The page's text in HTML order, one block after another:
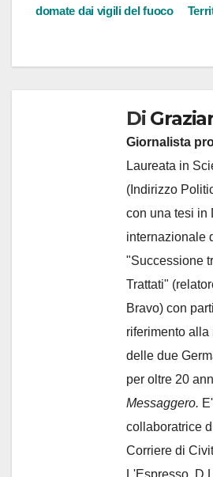
domate dai vigili del fuoco
Di
Giornalista
Laureata in
(Indirizzo
con una tesi in
internazionale
"Successione
Trattati"
Bravo) con
riferimento
delle due
per oltre 20
Messaggero.
collaboratrice
Corriere di
L'Espresso, D